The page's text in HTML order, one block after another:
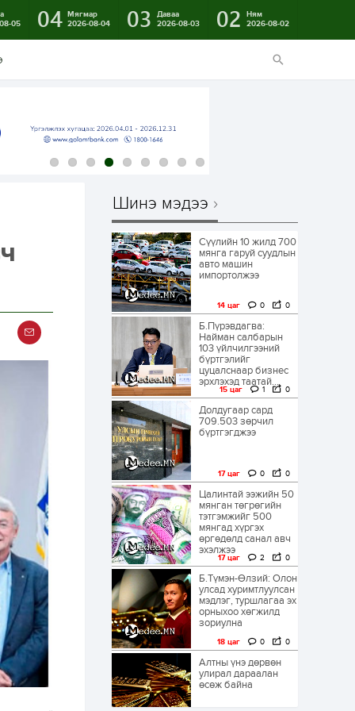
05
04 Мягмар
2026-08-04
03
Даваа
2026-08-03
02
Ням
2026-08-02
Шинэ мэдээ
Сүүлийн 10 жилд 700
мянга гаруй суудлын
авто машин
импортолжээ
14 цаг 0 0
Б.Пүрэвдагва:
Найман салбарын
103 үйлчилгээний
бүртгэлийг
цуцалснаар бизнес
эрхлэхэд таатай...
15 цаг 1 0
Долдугаар сард
709.503 зөрчил
бүртгэгджээ
17 цаг 0 0
Цалинтай ээжийн 50
мянган төгрөгийн
тэтгэмжийг 500
мянгад хүргэх
өргөдөлд санал авч
эхэлжээ
17 цаг 2 0
Б.Түмэн-Өлзий: Олон
улсад хуримтлуулсан
мэдлэг, туршлагаа эх
орныхоо хөгжилд
зориулна
18 цаг 0 0
Алтны үнэ дөрвөн
улирал дараалан
өсөж байна